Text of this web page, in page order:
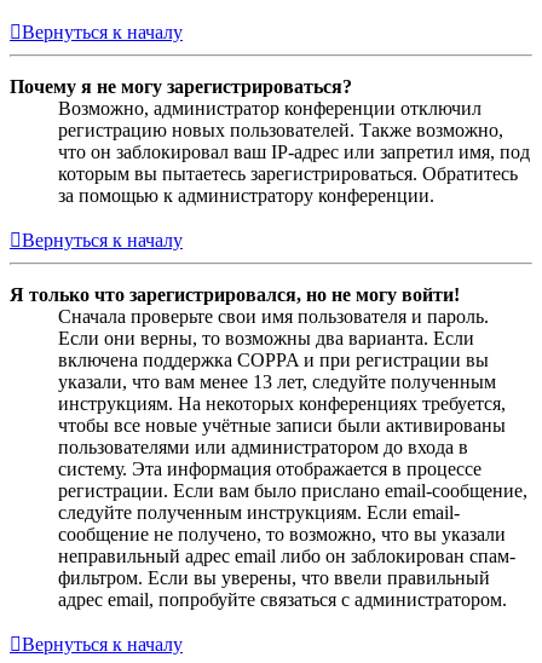
Вернуться к началу
Почему я не могу зарегистрироваться?
Возможно, администратор конференции отключил
регистрацию новых пользователей. Также возможно,
что он заблокировал ваш IP-адрес или запретил имя, под
которым вы пытаетесь зарегистрироваться. Обратитесь
за помощью к администратору конференции.
Вернуться к началу
Я только что зарегистрировался, но не могу войти!
Сначала проверьте свои имя пользователя и пароль.
Если они верны, то возможны два варианта. Если
включена поддержка COPPA и при регистрации вы
указали, что вам менее 13 лет, следуйте полученным
инструкциям. На некоторых конференциях требуется,
чтобы все новые учётные записи были активированы
пользователями или администратором до входа в
систему. Эта информация отображается в процессе
регистрации. Если вам было прислано email-сообщение,
следуйте полученным инструкциям. Если email-
сообщение не получено, то возможно, что вы указали
неправильный адрес email либо он заблокирован спам-
фильтром. Если вы уверены, что ввели правильный
адрес email, попробуйте связаться с администратором.
Вернуться к началу